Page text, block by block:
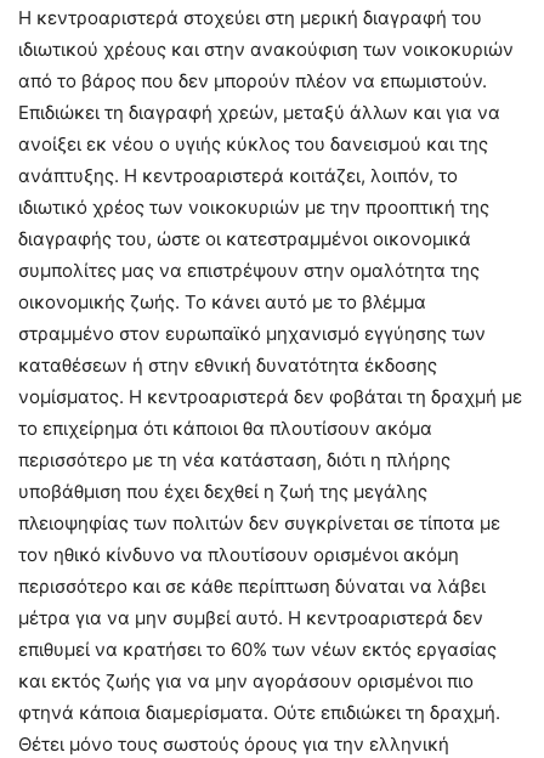
Η κεντροαριστερά στοχεύει στη μερική διαγραφή του
ιδιωτικού χρέους και στην ανακούφιση των νοικοκυριών
από το βάρος που δεν μπορούν πλέον να επωμιστούν.
Επιδιώκει τη διαγραφή χρεών, μεταξύ άλλων και για να
ανοίξει εκ νέου ο υγιής κύκλος του δανεισμού και της
ανάπτυξης. Η κεντροαριστερά κοιτάζει, λοιπόν, το
ιδιωτικό χρέος των νοικοκυριών με την προοπτική της
διαγραφής του, ώστε οι κατεστραμμένοι οικονομικά
συμπολίτες μας να επιστρέψουν στην ομαλότητα της
οικονομικής ζωής. Το κάνει αυτό με το βλέμμα
στραμμένο στον ευρωπαϊκό μηχανισμό εγγύησης των
καταθέσεων ή στην εθνική δυνατότητα έκδοσης
νομίσματος. Η κεντροαριστερά δεν φοβάται τη δραχμή με
το επιχείρημα ότι κάποιοι θα πλουτίσουν ακόμα
περισσότερο με τη νέα κατάσταση, διότι η πλήρης
υποβάθμιση που έχει δεχθεί η ζωή της μεγάλης
πλειοψηφίας των πολιτών δεν συγκρίνεται σε τίποτα με
τον ηθικό κίνδυνο να πλουτίσουν ορισμένοι ακόμη
περισσότερο και σε κάθε περίπτωση δύναται να λάβει
μέτρα για να μην συμβεί αυτό. Η κεντροαριστερά δεν
επιθυμεί να κρατήσει το 60% των νέων εκτός εργασίας
και εκτός ζωής για να μην αγοράσουν ορισμένοι πιο
φτηνά κάποια διαμερίσματα. Ούτε επιδιώκει τη δραχμή.
Θέτει μόνο τους σωστούς όρους για την ελληνική